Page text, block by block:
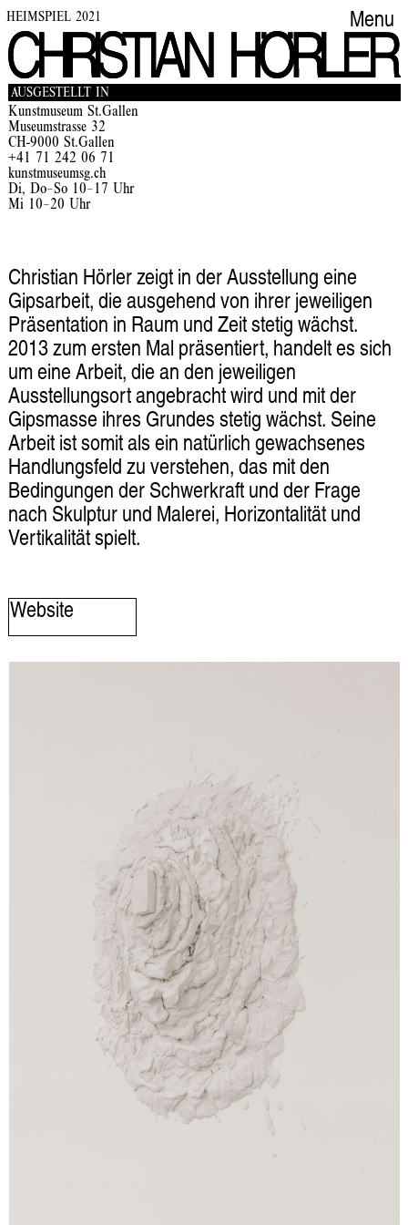
HEIMSPIEL 2021 Menu
AUSGESTELLT IN
Kunstmuseum St.Gallen
Museumstrasse 32
CH-9000 St.Gallen
+41 71 242 06 71
kunstmuseumsg.ch
Di, Do–So 10–17 Uhr
Mi 10–20 Uhr
Christian Hörler zeigt in der Ausstellung eine
Gipsarbeit, die ausgehend von ihrer jeweiligen
Präsentation in Raum und Zeit stetig wächst.
2013 zum ersten Mal präsentiert, handelt es sich
um eine Arbeit, die an den jeweiligen
Ausstellungsort angebracht wird und mit der
Gipsmasse ihres Grundes stetig wächst. Seine
Arbeit ist somit als ein natürlich gewachsenes
Handlungsfeld zu verstehen, das mit den
Bedingungen der Schwerkraft und der Frage
nach Skulptur und Malerei, Horizontalität und
Vertikalität spielt.
Website